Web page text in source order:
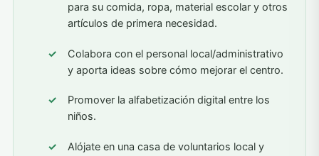
para su comida, ropa, material escolar y otros
artículos de primera necesidad.
Colabora con el personal local/administrativo
y aporta ideas sobre cómo mejorar el centro.
Promover la alfabetización digital entre los
niños.
Alójate en una casa de voluntarios local y